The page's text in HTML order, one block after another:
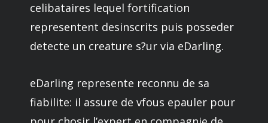
celibataires lequel fortification
representent desinscrits puis posseder
detecte un creature s?ur via eDarling.
eDarling represente reconnu de sa
fiabilite: il assure de vfous epauler pour